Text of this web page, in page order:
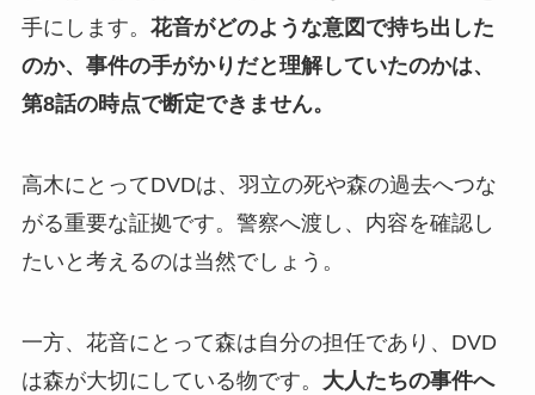
手にします。 花音がどのような意図で持ち出した
のか、事件の手がかりだと理解していたのかは、
第8話の時点で断定できません。
高木にとってDVDは、羽立の死や森の過去へつな
がる重要な証拠です。警察へ渡し、内容を確認し
たいと考えるのは当然でしょう。
一方、花音にとって森は自分の担任であり、DVD
は森が大切にしている物です。 大人たちの事件へ